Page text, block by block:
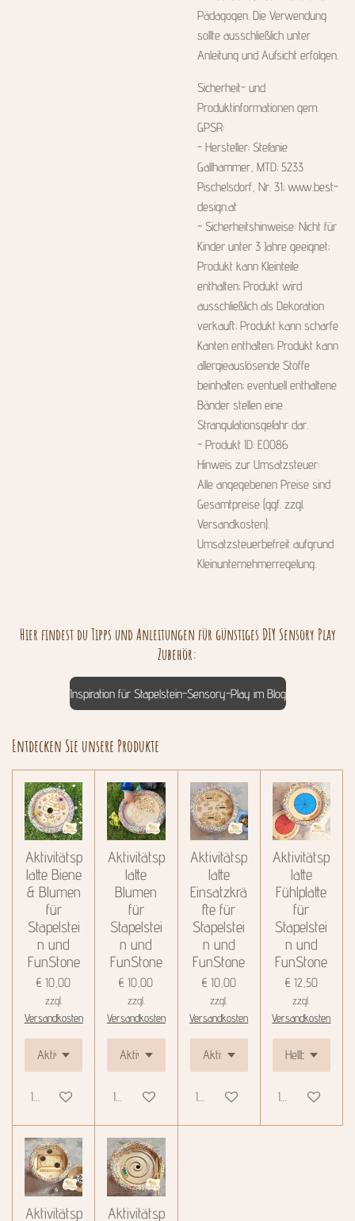
Pädagogen. Die Verwendung
sollte ausschließlich unter
Anleitung und Aufsicht erfolgen.
Sicherheit- und
Produktinformationen gem.
GPSR:
- Hersteller: Stefanie
Gallhammer, MTD; 5233
Pischelsdorf, Nr. 31; www.best-
design.at
- Sicherheitshinweise: Nicht für
Kinder unter 3 Jahre geeignet;
Produkt kann Kleinteile
enthalten; Produkt wird
ausschließlich als Dekoration
verkauft; Produkt kann scharfe
Kanten enthalten; Produkt kann
allergieauslösende Stoffe
beinhalten; eventuell enthaltene
Bänder stellen eine
Strangulationsgefahr dar.
- Produkt ID: E0086
Hinweis zur Umsatzsteuer:
Alle angegebenen Preise sind
Gesamtpreise (ggf. zzgl.
Versandkosten).
Umsatzsteuerbefreit aufgrund
Kleinunternehmerregelung.
Hier findest du Tipps und Anleitungen für günstiges DIY Sensory Play
Zubehör:
Inspiration für Stapelstein-Sensory-Play im Blog
Entdecken Sie unsere Produkte
Aktivitätsp
latte Biene
& Blumen
für
Stapelstei
n und
FunStone
€ 10,00
zzgl.
Versandkosten
In den Warenkorb
Aktivitätsp
latte
Blumen
für
Stapelstei
n und
FunStone
€ 10,00
zzgl.
Versandkosten
In den Warenkorb
Aktivitätsp
latte
Einsatzkrä
fte für
Stapelstei
n und
FunStone
€ 10,00
zzgl.
Versandkosten
In den Warenkorb
Aktivitätsp
latte
Fühlplatte
für
Stapelstei
n und
FunStone
€ 12,50
zzgl.
Versandkosten
In den
Aktivitätsp
Aktivitätsp